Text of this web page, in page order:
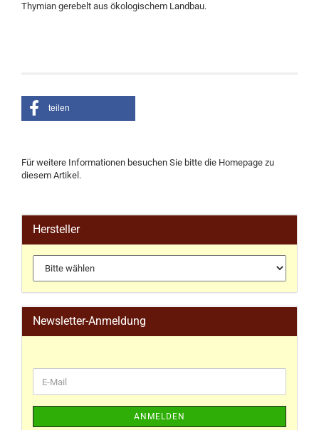
Thymian gerebelt aus ökologischem Landbau.
teilen
Für weitere Informationen besuchen Sie bitte die Homepage zu
diesem Artikel.
Hersteller
Newsletter-Anmeldung
ANMELDEN